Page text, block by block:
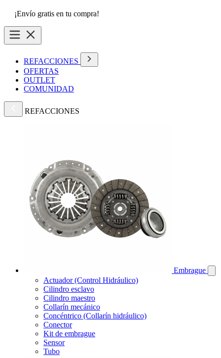
¡Envío gratis en tu compra!
REFACCIONES
OFERTAS
OUTLET
COMUNIDAD
REFACCIONES
Embrague
Actuador (Control Hidráulico)
Cilindro esclavo
Cilindro maestro
Collarín mecánico
Concéntrico (Collarín hidráulico)
Conector
Kit de embrague
Sensor
Tubo